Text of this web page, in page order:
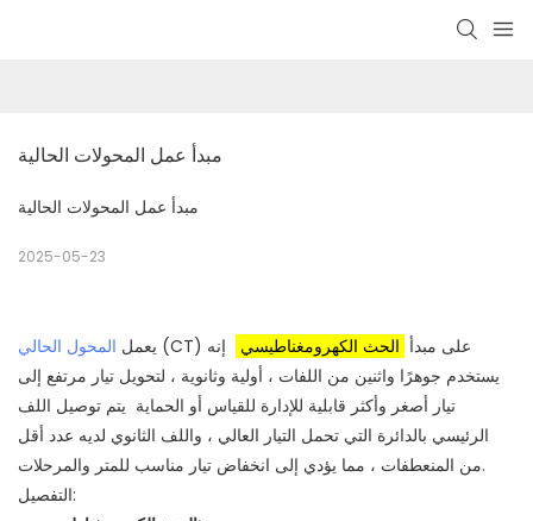
مبدأ عمل المحولات الحالية
مبدأ عمل المحولات الحالية
2025-05-23
يعمل المحول الحالي (CT) على مبدأ الحث الكهرومغناطيسي
إنه
يستخدم جوهرًا واثنين من اللفات ، أولية وثانوية ، لتحويل تيار مرتفع إلى
تيار أصغر وأكثر قابلية للإدارة للقياس أو الحماية يتم توصيل اللف
الرئيسي بالدائرة التي تحمل التيار العالي ، واللف الثانوي لديه عدد أقل
من المنعطفات ، مما يؤدي إلى انخفاض تيار مناسب للمتر والمرحلات.
التفصيل: